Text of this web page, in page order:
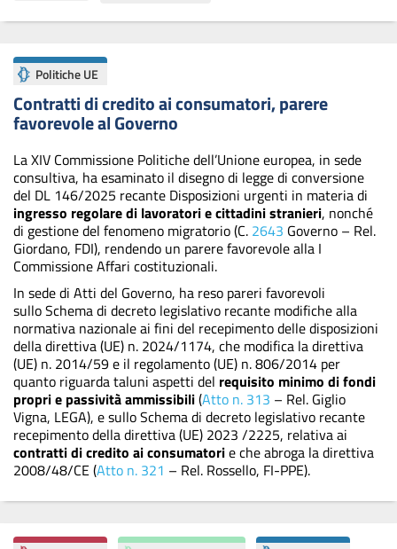
Politiche UE
Contratti di credito ai consumatori, parere
favorevole al Governo
La XIV Commissione Politiche dell’Unione europea, in sede
consultiva, ha esaminato il disegno di legge di conversione
del DL 146/2025 recante Disposizioni urgenti in materia di
ingresso regolare di lavoratori e cittadini stranieri, nonché
di gestione del fenomeno migratorio (C. 2643 Governo – Rel.
Giordano, FDI), rendendo un parere favorevole alla I
Commissione Affari costituzionali.
In sede di Atti del Governo, ha reso pareri favorevoli
sullo Schema di decreto legislativo recante modifiche alla
normativa nazionale ai fini del recepimento delle disposizioni
della direttiva (UE) n. 2024/1174, che modifica la direttiva
(UE) n. 2014/59 e il regolamento (UE) n. 806/2014 per
quanto riguarda taluni aspetti del requisito minimo di fondi
propri e passività ammissibili(Atto n. 313 – Rel. Giglio
Vigna, LEGA), e sullo Schema di decreto legislativo recante
recepimento della direttiva (UE) 2023 /2225, relativa ai
contratti di credito ai consumatorie che abroga la direttiva
2008/48/CE (Atto n. 321 – Rel. Rossello, FI-PPE).